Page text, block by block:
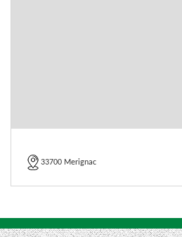
33700 Merignac